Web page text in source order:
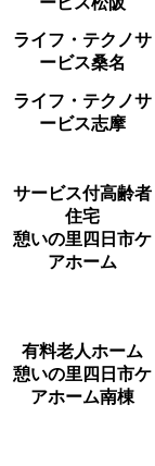
ライフ・テクノサ
ービス桑名
ライフ・テクノサ
ービス志摩
サービス付高齢者
住宅
憩いの里四日市ケ
アホーム
有料老人ホーム
憩いの里四日市ケ
アホーム南棟